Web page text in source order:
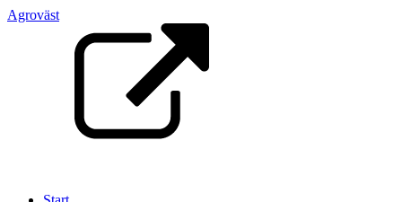
Agroväst